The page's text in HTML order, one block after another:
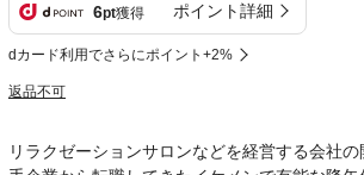
6pt獲得 ポイント詳細
dカード利用でさらにポイント+2%
返品不可
リラクゼーションサロンなどを経営する会社